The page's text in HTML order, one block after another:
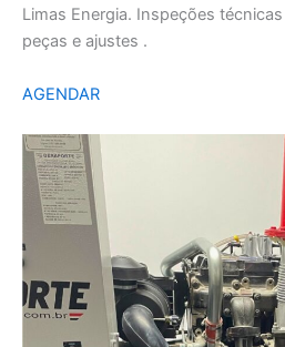
Limas Energia. Inspeções
peças e ajustes .
AGENDAR